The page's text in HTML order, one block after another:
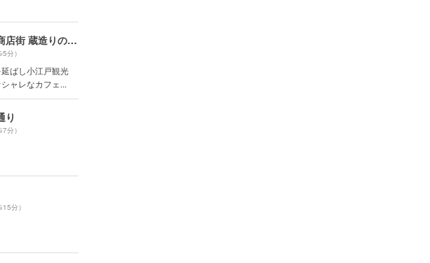
小江戸川越一番街商店街 蔵造りの町並み
5分）
ばし小江戸観光
ャレなカフェ...
り
7分）
15分）